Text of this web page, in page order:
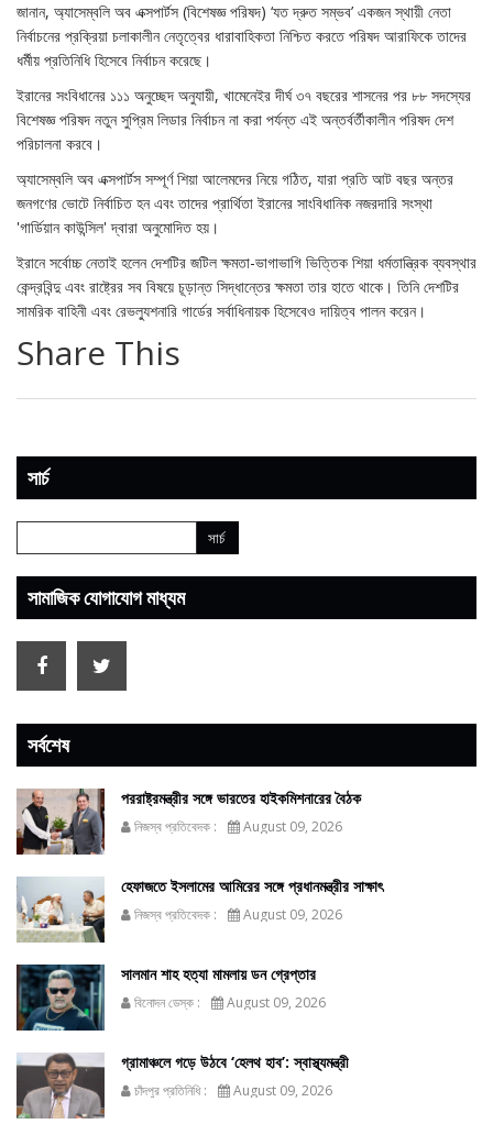
জানান, অ্যাসেম্বলি অব এক্সপার্টস (বিশেষজ্ঞ পরিষদ) ‘যত দ্রুত সম্ভব’ একজন স্থায়ী নেতা
নির্বাচনের প্রক্রিয়া চলাকালীন নেতৃত্বের ধারাবাহিকতা নিশ্চিত করতে পরিষদ আরাফিকে তাদের
ধর্মীয় প্রতিনিধি হিসেবে নির্বাচন করেছে।
ইরানের সংবিধানের ১১১ অনুচ্ছেদ অনুযায়ী, খামেনেইর দীর্ঘ ৩৭ বছরের শাসনের পর ৮৮ সদস্যের
বিশেষজ্ঞ পরিষদ নতুন সুপ্রিম লিডার নির্বাচন না করা পর্যন্ত এই অন্তর্বর্তীকালীন পরিষদ দেশ
পরিচালনা করবে।
অ্যাসেম্বলি অব এক্সপার্টস সম্পূর্ণ শিয়া আলেমদের নিয়ে গঠিত, যারা প্রতি আট বছর অন্তর
জনগণের ভোটে নির্বাচিত হন এবং তাদের প্রার্থিতা ইরানের সাংবিধানিক নজরদারি সংস্থা
'গার্ডিয়ান কাউন্সিল' দ্বারা অনুমোদিত হয়।
ইরানে সর্বোচ্চ নেতাই হলেন দেশটির জটিল ক্ষমতা-ভাগাভাগি ভিত্তিক শিয়া ধর্মতান্ত্রিক ব্যবস্থার
কেন্দ্রবিন্দু এবং রাষ্ট্রের সব বিষয়ে চূড়ান্ত সিদ্ধান্তের ক্ষমতা তার হাতে থাকে। তিনি দেশটির
সামরিক বাহিনী এবং রেভল্যুশনারি গার্ডের সর্বাধিনায়ক হিসেবেও দায়িত্ব পালন করেন।
Share This
সার্চ
সামাজিক যোগাযোগ মাধ্যম
সর্বশেষ
পররাষ্ট্রমন্ত্রীর সঙ্গে ভারতের হাইকমিশনারের বৈঠক
নিজস্ব প্রতিবেদক : August 09, 2026
হেফাজতে ইসলামের আমিরের সঙ্গে প্রধানমন্ত্রীর সাক্ষাৎ
নিজস্ব প্রতিবেদক : August 09, 2026
সালমান শাহ হত্যা মামলায় ডন গ্রেপ্তার
বিনোদন ডেস্ক : August 09, 2026
গ্রামাঞ্চলে গড়ে উঠবে ‘হেলথ হাব’: স্বাস্থ্যমন্ত্রী
চাঁদপুর প্রতিনিধি : August 09, 2026